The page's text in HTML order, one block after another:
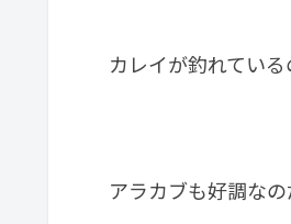
カレイが釣れてい
アラカブも好調な